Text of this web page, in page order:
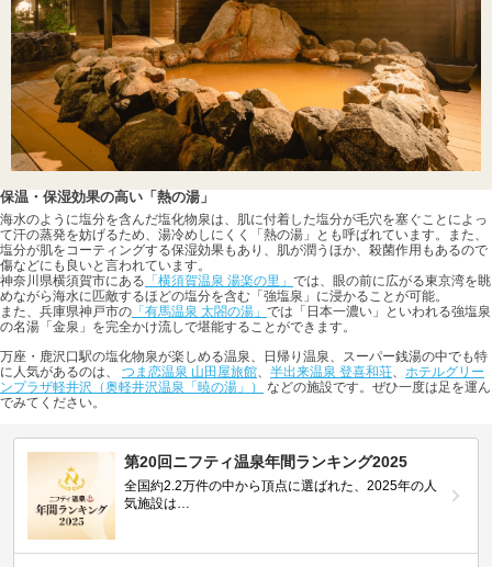
保温・保湿効果の高い「熱の湯」
海水のように塩分を含んだ塩化物泉は、肌に付着した塩分が毛穴を塞ぐことによっ
て汗の蒸発を妨げるため、湯冷めしにくく「熱の湯」とも呼ばれています。また、
塩分が肌をコーティングする保湿効果もあり、肌が潤うほか、殺菌作用もあるので
傷などにも良いと言われています。
神奈川県横須賀市にある 「横須賀温泉 湯楽の里」 では、眼の前に広がる東京湾を眺
めながら海水に匹敵するほどの塩分を含む「強塩泉」に浸かることが可能。
また、兵庫県神戸市の 「有馬温泉 太閤の湯」 では「日本一濃い」といわれる強塩泉
の名湯「金泉」を完全かけ流しで堪能することができます。
万座・鹿沢口駅の塩化物泉が楽しめる温泉、日帰り温泉、スーパー銭湯の中でも特
に人気があるのは、 つま恋温泉 山田屋旅館、 半出来温泉 登喜和荘、 ホテルグリー
ンプラザ軽井沢（奥軽井沢温泉「暁の湯」）
などの施設です。ぜひ一度は足を運ん
でみてください。
第20回ニフティ温泉年間ランキング2025
全国約2.2万件の中から頂点に選ばれた、2025年の人
気施設は…